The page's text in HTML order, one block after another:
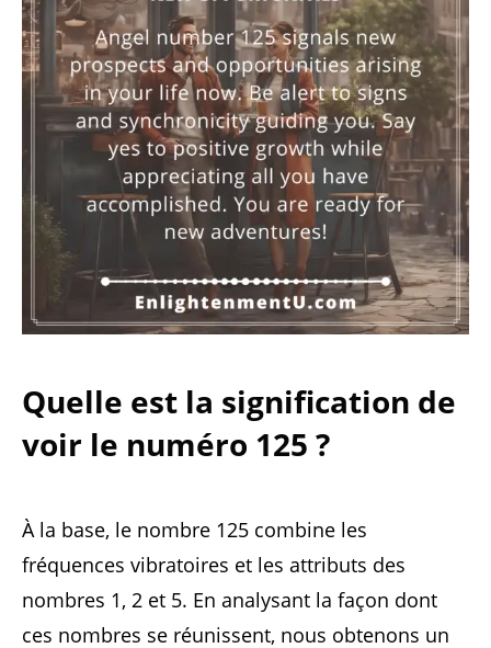
Quelle est la signification de
voir le numéro 125 ?
À la base, le nombre 125 combine les
fréquences vibratoires et les attributs des
nombres 1, 2 et 5. En analysant la façon dont
ces nombres se réunissent, nous obtenons un